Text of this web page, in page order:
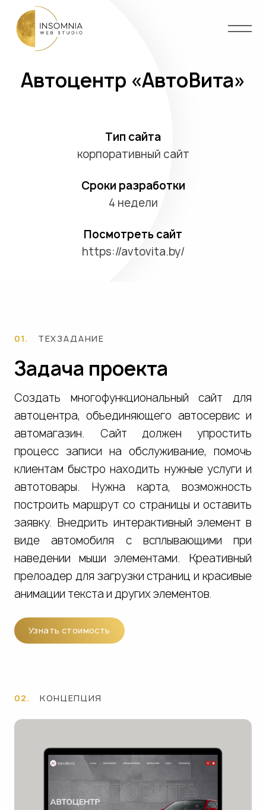
Главная
Лендинг (Landing Page)
Корпоративный сайт
Сайт-каталог
Сайты для гос. организаций
Графический дизайн
Локализация и перевод
Портфолио
Контакты
Автоцентр «АвтоВита»
Тип сайта
корпоративный сайт
Сроки разработки
4 недели
Посмотреть сайт
https://avtovita.by/
01. ТЕХЗАДАНИЕ
Задача проекта
Создать многофункциональный сайт для
автоцентра, объединяющего автосервис и
автомагазин. Сайт должен упростить
процесс записи на обслуживание, помочь
клиентам быстро находить нужные услуги и
автотовары. Нужна карта, возможность
построить маршрут со страницы и оставить
заявку. Внедрить интерактивный элемент в
виде автомобиля с всплывающими при
наведении мыши элементами. Креативный
прелоадер для загрузки страниц и красивые
анимации текста и других элементов.
Узнать стоимость
02. КОНЦЕПЦИЯ